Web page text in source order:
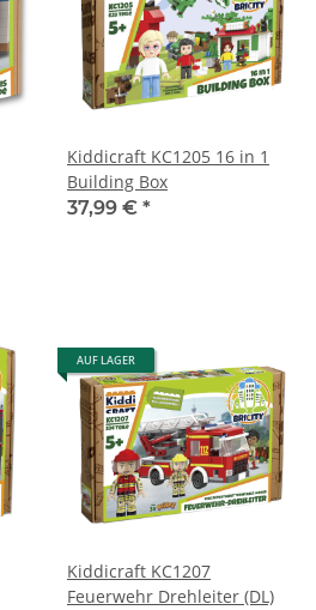
Kiddicraft KC1205 16 in 1
Building Box
37,99 € *
AUF LAGER
Kiddicraft KC1207
Feuerwehr Drehleiter (DL)